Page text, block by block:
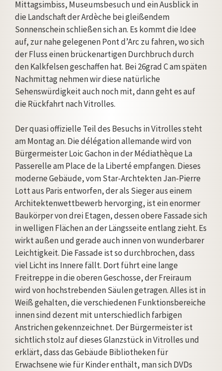
Mittagsimbiss, Museumsbesuch und ein Ausblick in
die Landschaft der Ardèche bei gleißendem
Sonnenschein schließen sich an. Es kommt die Idee
auf, zur nahe gelegenen Pont d’Arc zu fahren, wo sich
der Fluss einen brückenartigen Durchbruch durch
den Kalkfelsen geschaffen hat. Bei 26grad C am späten
Nachmittag nehmen wir diese natürliche
Sehenswürdigkeit auch noch mit, dann geht es auf
die Rückfahrt nach Vitrolles.
Der quasi offizielle Teil des Besuchs in Vitrolles steht
am Montag an. Die délégation allemande wird von
Bürgermeister Loic Gachon in der Médiathèque La
Passerelle am Place de la Liberté empfangen. Dieses
moderne Gebäude, vom Star-Archtekten Jan-Pierre
Lott aus Paris entworfen, der als Sieger aus einem
Architektenwettbewerb hervorging, ist ein enormer
Baukörper von drei Etagen, dessen obere Fassade sich
in welligen Flächen an der Längsseite entlang zieht. Es
wirkt außen und gerade auch innen von wunderbarer
Leichtigkeit. Die Fassade ist so durchbrochen, dass
viel Licht ins Innere fällt. Dort führt eine lange
Freitreppe in die oberen Geschosse, der Freiraum
wird von hochstrebenden Säulen getragen. Alles ist in
Weiß gehalten, die verschiedenen Funktionsbereiche
innen sind dezent mit unterschiedlich farbigen
Anstrichen gekennzeichnet. Der Bürgermeister ist
sichtlich stolz auf dieses Glanzstück in Vitrolles und
erklärt, dass das Gebäude Bibliotheken für
Erwachsene wie für Kinder enthält, man sich DVDs